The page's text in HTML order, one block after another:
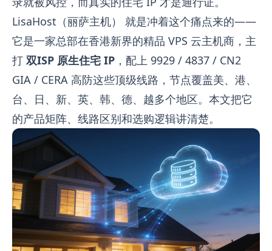
LisaHost（丽萨主机） 就是冲着这个痛点来的——
它是一家总部在香港新界的精品 VPS 云主机商，主
打 双ISP 原生住宅 IP ，配上 9929 / 4837 / CN2
GIA / CERA 高防这些顶级线路，节点覆盖美、港、
台、日、新、英、韩、德、越多个地区。本文把它
的产品矩阵、线路区别和选购逻辑讲清楚。